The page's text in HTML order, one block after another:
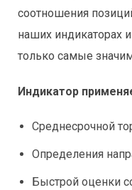
соотношения
наших индикаторах
только самые
Индикатор
Среднесрочной
Определения
Быстрой оценки